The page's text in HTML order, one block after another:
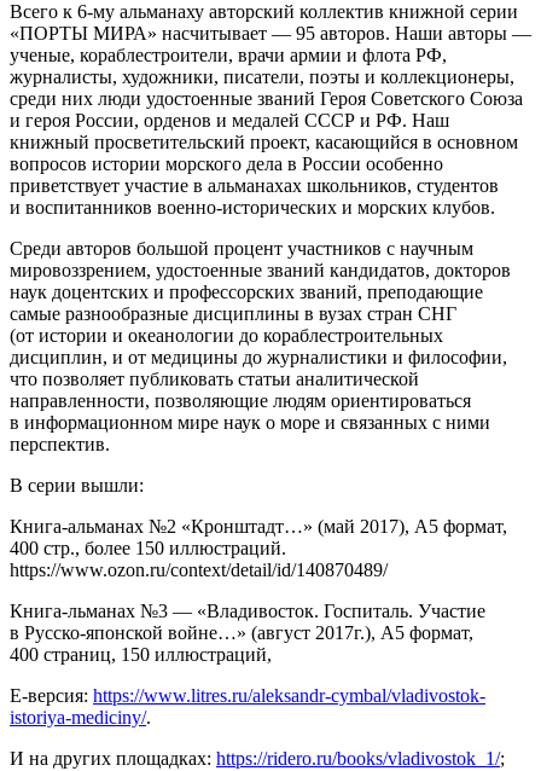
Всего к 6-му альманаху авторский коллектив книжной серии
«ПОРТЫ МИРА» насчитывает — 95 авторов. Наши авторы —
ученые, кораблестроители, врачи армии и флота РФ,
журналисты, художники, писатели, поэты и коллекционеры,
среди них люди удостоенные званий Героя Советского Союза
и героя России, орденов и медалей СССР и РФ. Наш
книжный просветительский проект, касающийся в основном
вопросов истории морского дела в России особенно
приветствует участие в альманахах школьников, студентов
и воспитанников военно-исторических и морских клубов.
Среди авторов большой процент участников с научным
мировоззрением, удостоенные званий кандидатов, докторов
наук доцентских и профессорских званий, преподающие
самые разнообразные дисциплины в вузах стран СНГ
(от истории и океанологии до кораблестроительных
дисциплин, и от медицины до журналистики и философии,
что позволяет публиковать статьи аналитической
направленности, позволяющие людям ориентироваться
в информационном мире наук о море и связанных с ними
перспектив.
В серии вышли:
Книга-альманах №2 «Кронштадт…» (май 2017), А5 формат,
400 стр., более 150 иллюстраций.
https://www.ozon.ru/context/detail/id/140870489/
Книга-льманах №3 — «Владивосток. Госпиталь. Участие
в Русско-японской войне…» (август 2017г.), А5 формат,
400 страниц, 150 иллюстраций,
Е-версия: https://www.litres.ru/aleksandr-cymbal/vladivostok-
istoriya-mediciny/.
И на других площадках: https://ridero.ru/books/vladivostok_1/;